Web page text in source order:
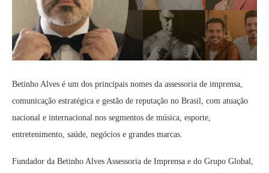
Betinho Alves é um dos principais nomes da assessoria de imprensa,
comunicação estratégica e gestão de reputação no Brasil, com atuação
nacional e internacional nos segmentos de música, esporte,
entretenimento, saúde, negócios e grandes marcas.
Fundador da Betinho Alves Assessoria de Imprensa e do Grupo Global,